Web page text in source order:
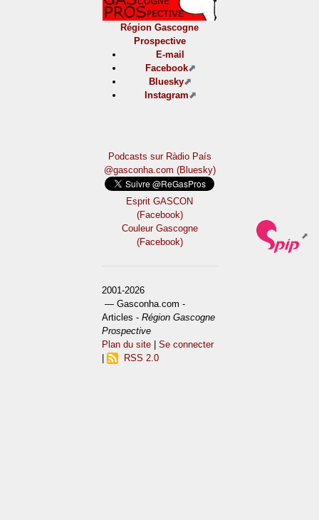
Région Gascogne
Prospective
E-mail
Facebook
Bluesky
Instagram
Podcasts sur Ràdio País
@gasconha.com (Bluesky)
Esprit GASCON
(Facebook)
Couleur Gascogne
(Facebook)
2001-2026
— Gasconha.com -
Articles -Région Gascogne
Prospective
Plan du site |Se connecter
RSS 2.0